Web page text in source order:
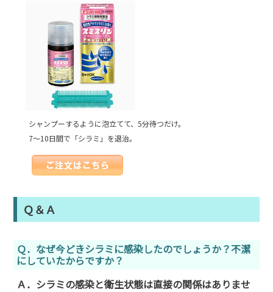
シャンプーするように泡立てて、5分待つだけ。
7～10日間で「シラミ」を退治。
Ｑ＆Ａ
Ｑ．なぜ今どきシラミに感染したのでしょうか？不潔
にしていたからですか？
Ａ．シラミの感染と衛生状態は直接の関係はありませ